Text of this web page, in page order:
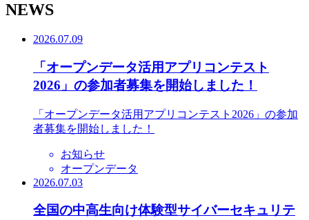
NEWS
2026.07.09
「オープンデータ活用アプリコンテスト
2026」の参加者募集を開始しました！
「オープンデータ活用アプリコンテスト2026」の参加
者募集を開始しました！
お知らせ
オープンデータ
2026.07.03
全国の中高生向け体験型サイバーセキュリテ